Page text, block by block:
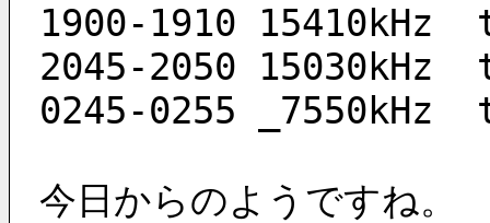
1900-1910 15410kHz
2045-2050 15030kHz
0245-0255 _7550kHz
今日からのようですね。